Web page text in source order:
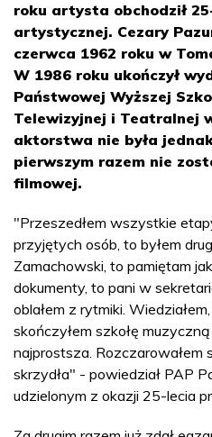
roku artysta obchodził
artystycznej. Cezary
czerwca 1962 roku w
W 1986 roku ukończył
Państwowej Wyższej
Telewizyjnej i Teatralnej
aktorstwa nie była
pierwszym razem nie
filmowej.
"Przeszedłem wszystkie
przyjętych osób, to byłem
Zamachowski, to pamiętam jak
dokumenty, to pani w
oblałem z rytmiki.
skończyłem szkołę
najprostsza. Rozczarowałem
skrzydła" - powiedział PAP
udzielonym z okazji 25-lecia